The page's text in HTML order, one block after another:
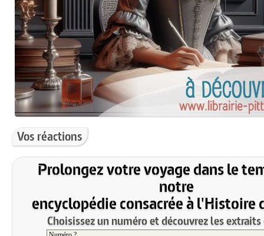
Vos réactions
Prolongez votre voyage dans le
notre
encyclopédie consacrée à l'Histoire
Choisissez un numéro et découvrez les